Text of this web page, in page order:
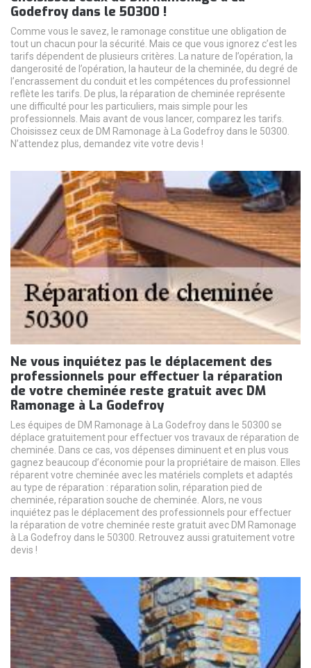
Godefroy dans le 50300 !
Comme vous le savez, le ramonage constitue une obligation de
tout un chacun pour la sécurité. Mais ce que vous ignorez c’est les
tarifs dépendent de plusieurs critères. La nature de l’opération, la
dangerosité de l’opération, la hauteur de la cheminée, du degré de
l’encrassement du conduit et les compétences du professionnel
reflète les tarifs. De plus, la réparation de cheminée représente
une difficulté pour les particuliers, mais simple pour les
professionnels. Mais avant de vous lancer, comparez les tarifs.
Choisissez ceux de DM Ramonage à La Godefroy dans le 50300.
N’attendez plus, demandez vite votre devis !
Ne vous inquiétez pas le déplacement des
professionnels pour effectuer la réparation
de votre cheminée reste gratuit avec DM
Ramonage à La Godefroy
Les équipes de DM Ramonage à La Godefroy dans le 50300 se
déplace gratuitement pour effectuer vos travaux de réparation de
cheminée. Dans ce cas, vos dépenses diminuent et en plus vous
gagnez beaucoup d’économie pour la propriétaire de maison. Elles
réparent votre cheminée avec les matériels complets et adaptés
au type de réparation : réparation solin, réparation pied de
cheminée, réparation souche de cheminée. Alors, ne vous
inquiétez pas le déplacement des professionnels pour effectuer
la réparation de votre cheminée reste gratuit avec DM Ramonage
à La Godefroy dans le 50300. Retrouvez aussi gratuitement votre
devis !